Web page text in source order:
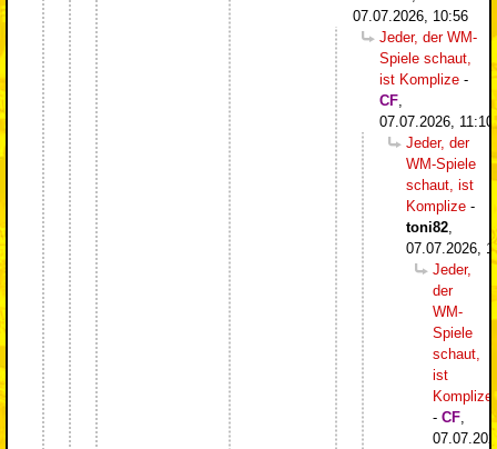
07.07.2026, 10:56
Jeder, der WM-
Spiele schaut,
ist Komplize -
CF
07.07.2026, 11:10
Jeder, der
WM-Spiele
schaut, ist
Komplize -
toni82
07.07.2026,
Jeder,
der
WM-
Spiele
schaut,
ist
Komplize
- CF